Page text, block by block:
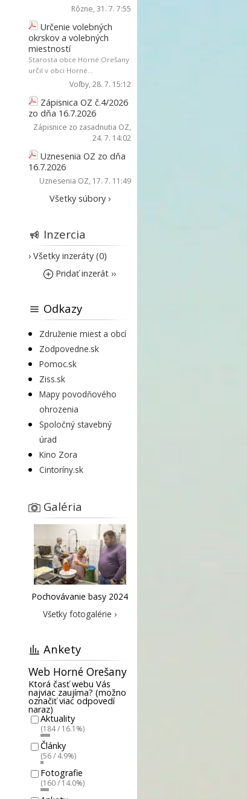
Rôzne, 31. 7. 7:55
Určenie volebných
okrskov a volebných
miestností
Starosta obce Horné Orešany
určil v obci Horné...
Voľby, 28. 7. 15:12
Zápisnica OZ č.4/2026
zo dňa 16.7.2026
Zápisnice zo zasadnutia OZ,
24. 7. 14:02
Uznesenia OZ zo dňa
16.7.2026
Uznesenia OZ, 17. 7. 11:49
Všetky súbory ›
Inzercia
› Všetky inzeráty (0)
Pridať inzerát ››
Odkazy
Združenie miest a obcí
Zodpovedne.sk
Pomoc.sk
Ziss.sk
Mapy povodňového
ohrozenia
Spoločný stavebný
úrad
Kino Zora
Cintoríny.sk
Galéria
Pochovávanie basy 2024
Všetky fotogalérie ›
Ankety
Web Horné Orešany
Ktorá časť webu Vás
najviac zaujíma? (možno
označiť viac odpovedí
naraz)
Aktuality
(184 / 16.1%)
Články
(56 / 4.9%)
Fotografie
(160 / 14.0%)